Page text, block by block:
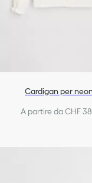
Cardigan per
A partire da CHF